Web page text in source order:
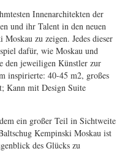
Innenarchitekten der
und ihr Talent in den neuen
zu zeigen. Jedes dieser
dafür, wie Moskau und
den jeweiligen Künstler zur
inspirierte: 40-45 m2, großes
Kann mit Design Suite
ein großer Teil in Sichtweite
Kempinski Moskau ist
des Glücks zu